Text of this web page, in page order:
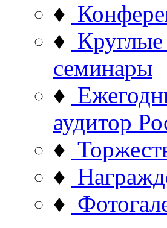
♦
♦
семинары
♦
аудитор
♦
♦
♦